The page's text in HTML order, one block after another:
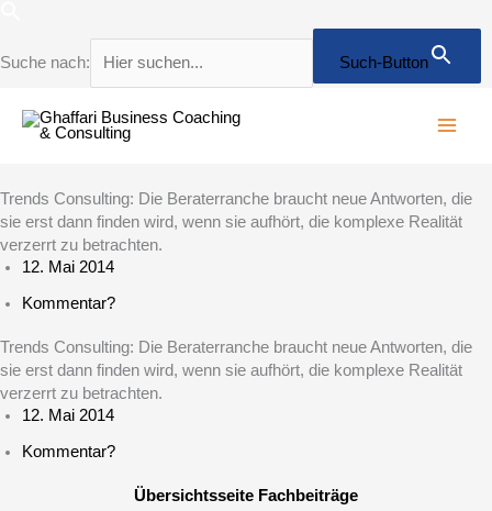
Suche nach: Such-Button
springen
Trends Consulting: Die Beraterranche braucht neue Antworten, die
sie erst dann finden wird, wenn sie aufhört, die komplexe Realität
verzerrt zu betrachten.
12. Mai 2014
Kommentar?
Trends Consulting: Die Beraterranche braucht neue Antworten, die
sie erst dann finden wird, wenn sie aufhört, die komplexe Realität
verzerrt zu betrachten.
12. Mai 2014
Kommentar?
Übersichtsseite Fachbeiträge